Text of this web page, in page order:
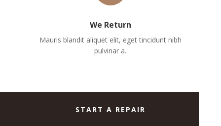
We Return
Mauris blandit aliquet elit, eget tincidunt nibh
pulvinar a.
START A REPAIR